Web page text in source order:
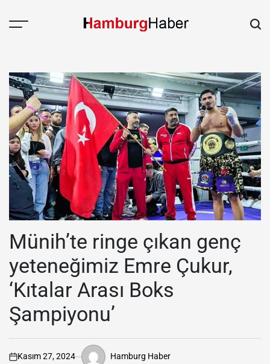
Münih’te ringe çıkan genç
yeteneğimiz Emre Çukur,
‘Kıtalar Arası Boks
Şampiyonu’
Kasım 27, 2024 Hamburg Haber